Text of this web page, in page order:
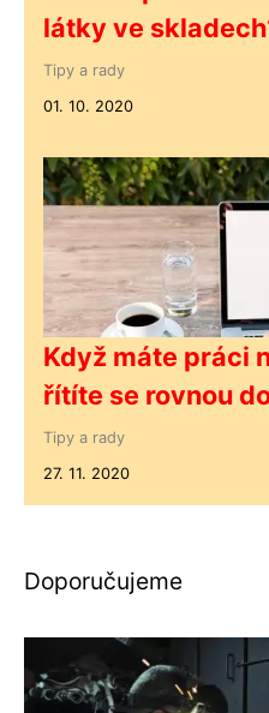
látky ve
Tipy a rady
01. 10. 2020
Když máte práci
řítíte se rovnou
Tipy a rady
27. 11. 2020
Doporučujeme